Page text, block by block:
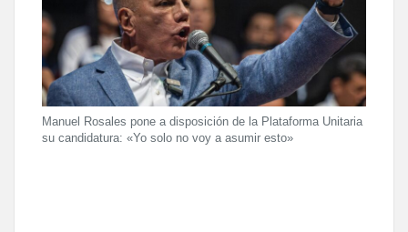
Manuel Rosales pone a disposición de la Plataforma Unitaria
su candidatura: «Yo solo no voy a asumir esto»